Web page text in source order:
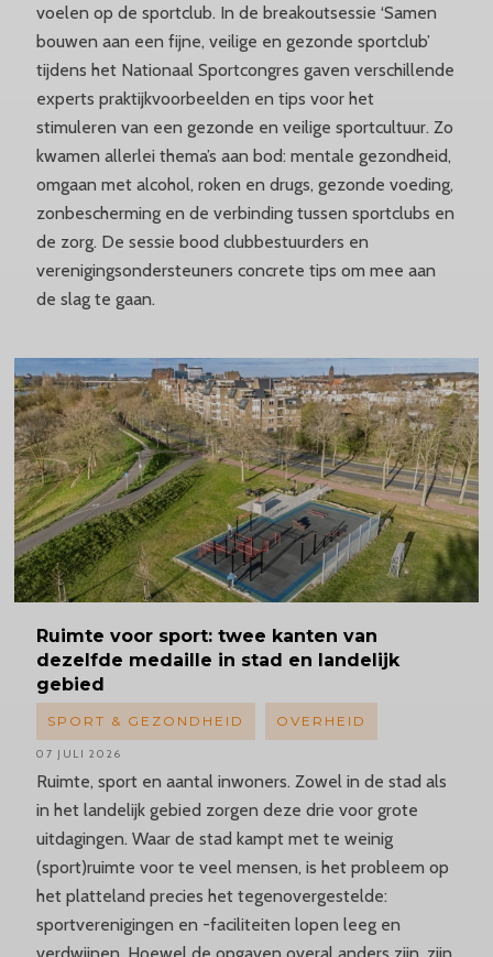
voelen op de sportclub. In de breakoutsessie ‘Samen
bouwen aan een fijne, veilige en gezonde sportclub’
tijdens het Nationaal Sportcongres gaven verschillende
experts praktijkvoorbeelden en tips voor het
stimuleren van een gezonde en veilige sportcultuur. Zo
kwamen allerlei thema’s aan bod: mentale gezondheid,
omgaan met alcohol, roken en drugs, gezonde voeding,
zonbescherming en de verbinding tussen sportclubs en
de zorg. De sessie bood clubbestuurders en
verenigingsondersteuners concrete tips om mee aan
de slag te gaan.
Ruimte voor sport: twee kanten van
dezelfde medaille in stad en landelijk
gebied
Ruimte, sport en aantal inwoners. Zowel in de stad als
in het landelijk gebied zorgen deze drie voor grote
uitdagingen. Waar de stad kampt met te weinig
(sport)ruimte voor te veel mensen, is het probleem op
het platteland precies het tegenovergestelde:
sportverenigingen en -faciliteiten lopen leeg en
SPORT & GEZONDHEID OVERHEID
07 JULI 2026